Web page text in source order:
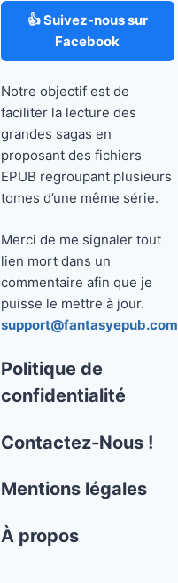
👍 Suivez-nous sur
Facebook
Notre objectif est de
faciliter la lecture des
grandes sagas en
proposant des fichiers
EPUB regroupant plusieurs
tomes d’une même série.
Merci de me signaler tout
lien mort dans un
commentaire afin que je
puisse le mettre à jour.
support@fantasyepub.com
Politique de
confidentialité
Contactez-Nous !
Mentions légales
À propos